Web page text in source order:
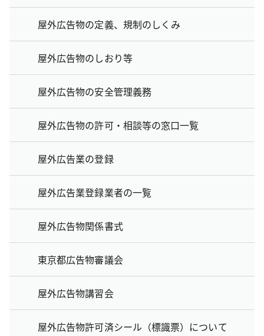
屋外広告物の定義、規制のしくみ
屋外広告物のしおり等
屋外広告物の安全管理義務
屋外広告物の許可・相談等の窓口一覧
屋外広告業の登録
屋外広告業登録業者の一覧
屋外広告物関係書式
東京都広告物審議会
屋外広告物講習会
屋外広告物許可済シール（標識票）について